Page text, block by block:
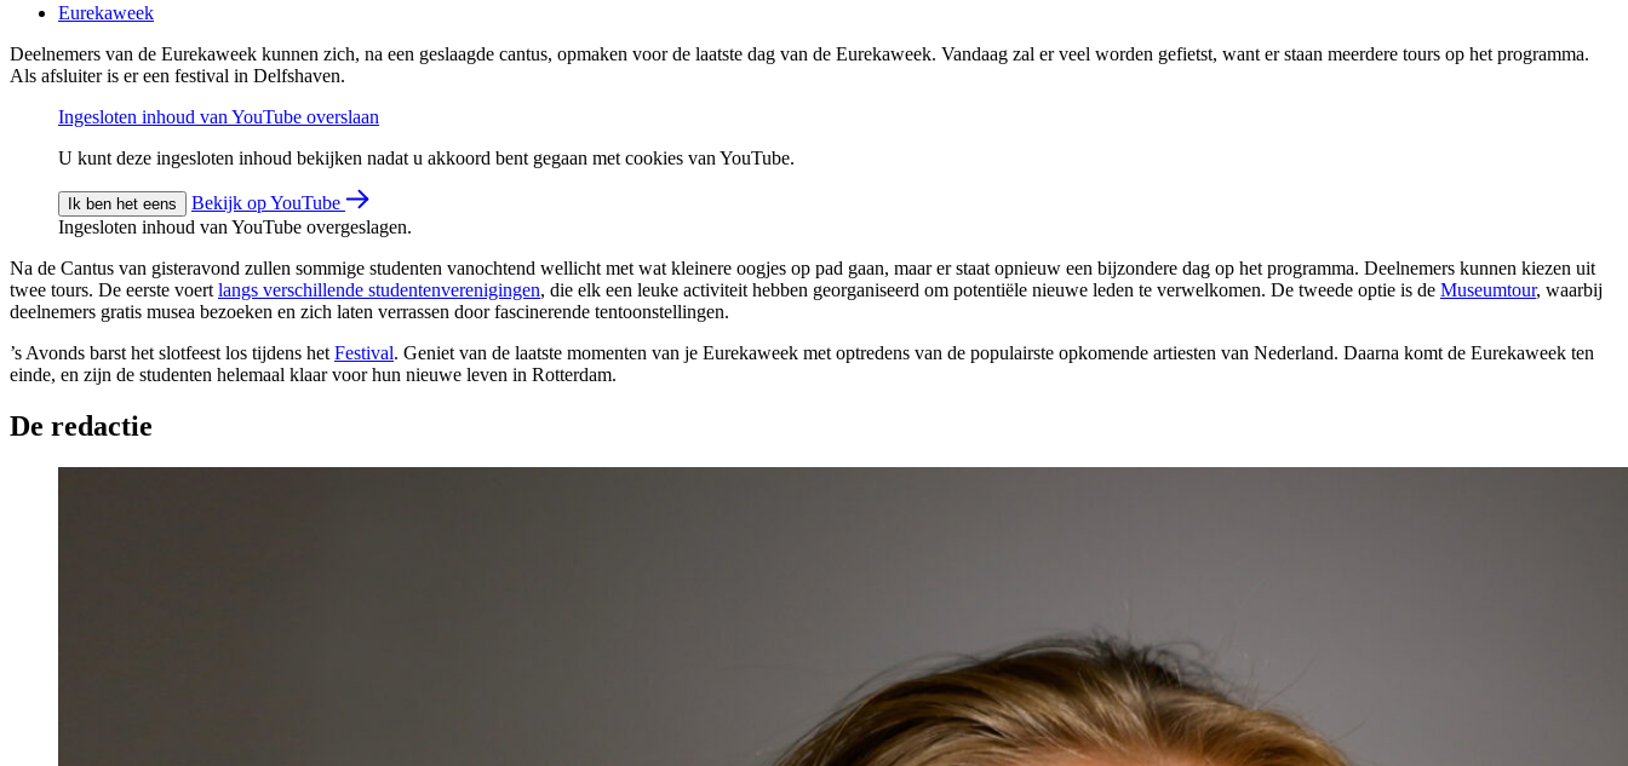
Eurekaweek
Deelnemers van de Eurekaweek kunnen zich, na een geslaagde cantus, opmaken voor de laatste dag van de Eurekaweek. Vandaag zal er veel worden gefietst, want er staan meerdere tours op het programma.
Als afsluiter is er een festival in Delfshaven.
Ingesloten inhoud van YouTube overslaan
U kunt deze ingesloten inhoud bekijken nadat u akkoord bent gegaan met cookies van YouTube.
Ik ben het eens
Bekijk op YouTube
Ingesloten inhoud van YouTube overgeslagen.
Na de Cantus van gisteravond zullen sommige studenten vanochtend wellicht met wat kleinere oogjes op pad gaan, maar er staat opnieuw een bijzondere dag op het programma. Deelnemers kunnen kiezen uit
twee tours. De eerste voert langs verschillende studentenverenigingen, die elk een leuke activiteit hebben georganiseerd om potentiële nieuwe leden te verwelkomen. De tweede optie is de Museumtour, waarbij
deelnemers gratis musea bezoeken en zich laten verrassen door fascinerende tentoonstellingen.
’s Avonds barst het slotfeest los tijdens het Festival. Geniet van de laatste momenten van je Eurekaweek met optredens van de populairste opkomende artiesten van Nederland. Daarna komt de Eurekaweek ten
einde, en zijn de studenten helemaal klaar voor hun nieuwe leven in Rotterdam.
De redactie